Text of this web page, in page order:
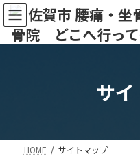
コ
ン
ン
ナ
ビ
ー
サ
HOME サイトマップ